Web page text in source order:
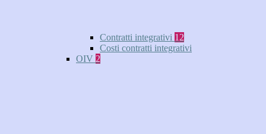
Contratti integrativi 12
Costi contratti integrativi
OIV 2